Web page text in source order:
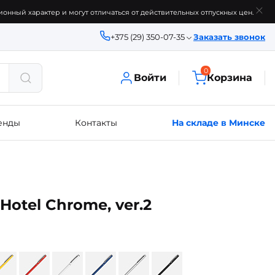
характер и могут отличаться от действительных отпускных цен.
+375 (29) 350-07-35 Заказать звонок
Войти
0
Корзина
Контакты На складе в Минске
Chrome, ver.2